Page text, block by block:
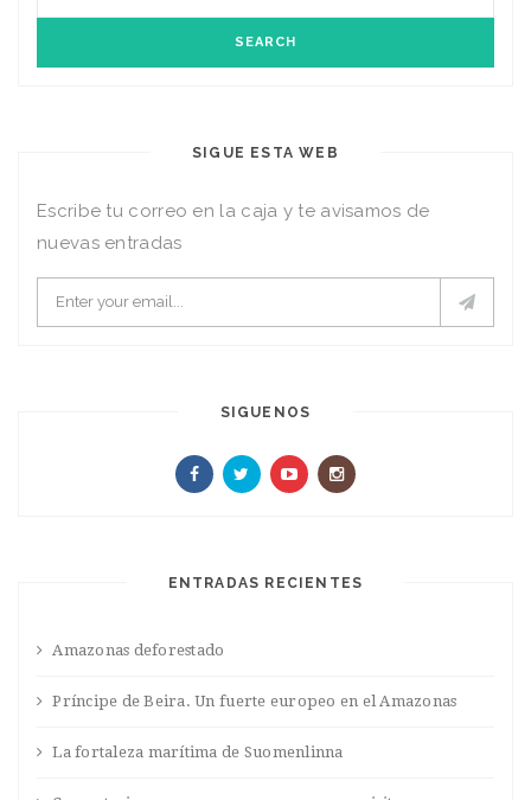
SIGUE ESTA WEB
Escribe tu correo en la caja y te avisamos de
nuevas entradas
SIGUENOS
ENTRADAS RECIENTES
Amazonas deforestado
Príncipe de Beira. Un fuerte europeo en el Amazonas
La fortaleza marítima de Suomenlinna